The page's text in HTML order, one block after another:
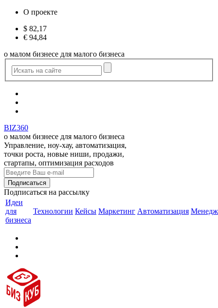
О проекте
$ 82,17
€ 94,84
о малом бизнесе для малого бизнеса
BIZ360
о малом бизнесе для малого бизнеса
Управление, ноу-хау, автоматизация,
точки роста, новые ниши, продажи,
стартапы, оптимизация расходов
Подписаться на рассылку
Идеи
для
бизнеса
Технологии Кейсы Маркетинг Автоматизация